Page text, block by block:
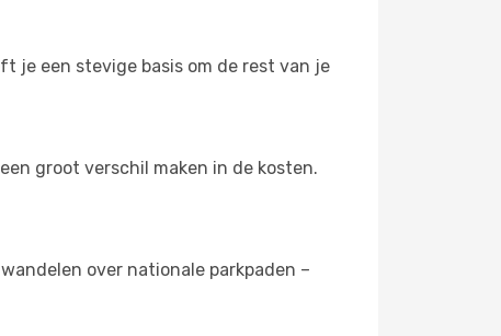
je een stevige basis om de rest van je
groot verschil maken in de kosten.
over nationale parkpaden –